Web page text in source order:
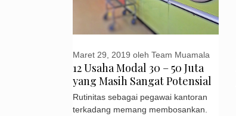
12 Usaha Modal 30 – 50 Juta
yang Masih Sangat Potensial
Maret 29, 2019 oleh Team Muamala
Rutinitas sebagai pegawai kantoran
terkadang memang membosankan.